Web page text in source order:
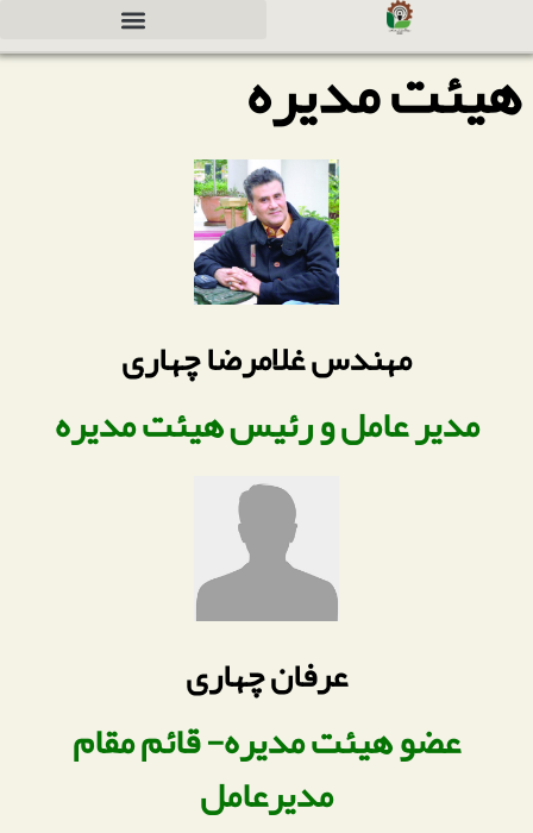
هیئت مدیره
مهندس غلامرضا چهاری
مدیر عامل و رئیس هیئت مدیره
عرفان چهاری
عضو هیئت مدیره- قائم مقام
مدیرعامل